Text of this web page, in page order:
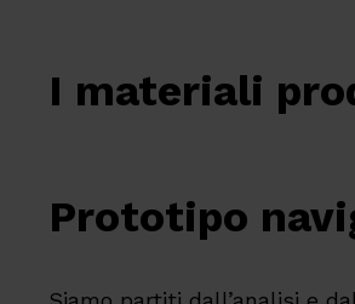
I materiali
Prototipo